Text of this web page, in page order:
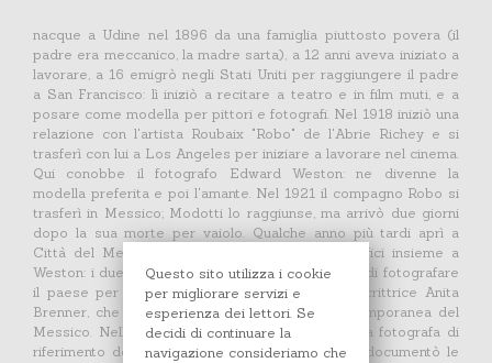
nacque a Udine nel 1896 da una famiglia piuttosto povera (il
padre era meccanico, la madre sarta), a 12 anni aveva iniziato a
lavorare, a 16 emigrò negli Stati Uniti per raggiungere il padre
a San Francisco: lì iniziò a recitare a teatro e in film muti, e a
posare come modella per pittori e fotografi. Nel 1918 iniziò una
relazione con l'artista Roubaix "Robo" de l'Abrie Richey e si
trasferì con lui a Los Angeles per iniziare a lavorare nel cinema.
Qui conobbe il fotografo Edward Weston: ne divenne la
modella preferita e poi l'amante. Nel 1921 il compagno Robo si
trasferì in Messico; Modotti lo raggiunse, ma arrivò due giorni
dopo la sua morte per vaiolo. Qualche anno più tardi aprì a
Città del Messico uno studio di ritratti fotografici insieme a
Weston: i due ebbero, tra le altre cose, l'incarico di fotografare
il paese per il libro Idols Behind Altars della scrittrice Anita
Brenner, che raccontava la storia e l'arte contemporanea del
Messico. Nello stesso tempo Modotti divenne la fotografa di
riferimento del movimento murale messicano, e documentò le
Questo sito utilizza i cookie
per migliorare servizi e
esperienza dei lettori. Se
decidi di continuare la
navigazione consideriamo che